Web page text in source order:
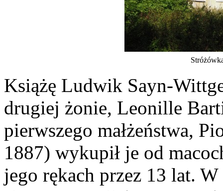
Książę Ludwik Sayn-
drugiej żonie, Leonille
pierwszego małżeństwa,
1887) wykupił je od
jego rękach przez 13 lat. W